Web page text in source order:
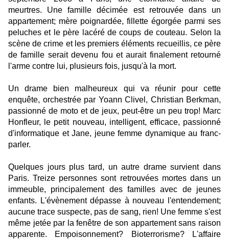
meurtres. Une famille décimée est retrouvée dans un
appartement; mère poignardée, fillette égorgée parmi ses
peluches et le père lacéré de coups de couteau. Selon la
scène de crime et les premiers éléments recueillis, ce père
de famille serait devenu fou et aurait finalement retourné
l'arme contre lui, plusieurs fois, jusqu'à la mort.
Un drame bien malheureux qui va réunir pour cette
enquête, orchestrée par Yoann Clivel, Christian Berkman,
passionné de moto et de jeux, peut-être un peu trop! Marc
Honfleur, le petit nouveau, intelligent, efficace, passionné
d'informatique et Jane, jeune femme dynamique au franc-
parler.
Quelques jours plus tard, un autre drame survient dans
Paris. Treize personnes sont retrouvées mortes dans un
immeuble, principalement des familles avec de jeunes
enfants. L'évènement dépasse à nouveau l'entendement;
aucune trace suspecte, pas de sang, rien! Une femme s'est
même jetée par la fenêtre de son appartement sans raison
apparente. Empoisonnement? Bioterrorisme? L'affaire